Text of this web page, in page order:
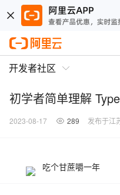
开发者社区
初学者简单理解
2023-08-17 289 发布于江
吃个甘蔗嚼一年